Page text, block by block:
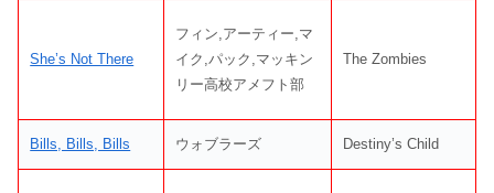
She’s Not There
フィン,アーティー,マ
イク,パック,マッキン
リー高校アメフト部
The Zombies
Bills, Bills, Bills ウォブラーズ Destiny’s Child